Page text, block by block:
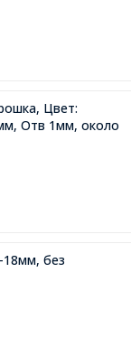
Цвет:
Отв 1мм, около
без